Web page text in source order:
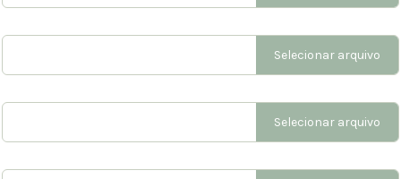
Selecionar arquivo
Selecionar arquivo